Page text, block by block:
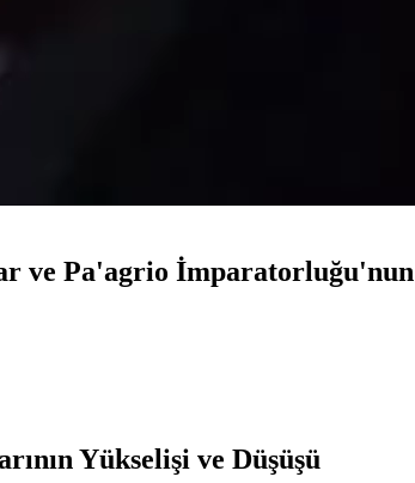
ve Pa'agrio
Yükselişi ve Düşüşü